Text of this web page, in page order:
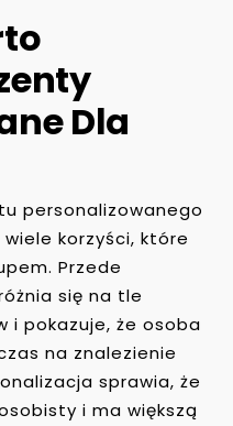
Dla
personalizowanego
korzyści, które
Przede
się na tle
i pokazuje, że osoba
na znalezienie
sprawia, że
i ma większą